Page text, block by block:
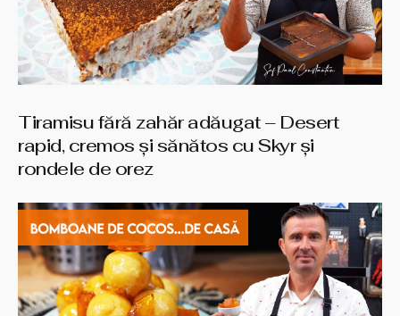
Tiramisu fără zahăr adăugat – Desert
rapid, cremos și sănătos cu Skyr și
rondele de orez